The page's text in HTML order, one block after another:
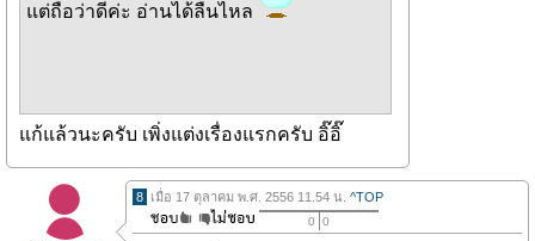
แต่ถือว่าดีค่ะ อ่านได้ลืนไหล
แก้แล้วนะครับ เพิ่งแต่งเรื่องแรกครับ อิ๊อิ๊
8 เมื่อ 17 ตุลาคม พ.ศ. 2556 11.54 น. ^TOP
0 0